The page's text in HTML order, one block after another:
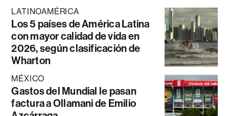
LATINOAMÉRICA
Los 5 países de América Latina
con mayor calidad de vida en
2026, según clasificación de
Wharton
MÉXICO
Gastos del Mundial le pasan
factura a Ollamani de Emilio